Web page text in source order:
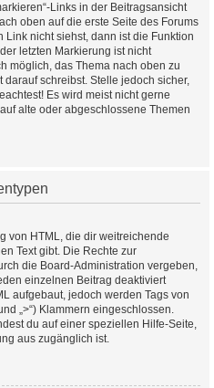
Links in der Beitragsansicht
oben auf die erste Seite des Forums
nicht siehst, dann ist die Funktion
letzten Markierung ist nicht
möglich, das Thema nach oben zu
schreibst. Stelle jedoch sicher,
Es wird meist nicht gerne
alte oder abgeschlossene Themen
von HTML, die dir weitreichende
Text gibt. Die Rechte zur
die Board-Administration vergeben,
einzelnen Beitrag deaktiviert
aufgebaut, jedoch werden Tags von
„>“) Klammern eingeschlossen.
du auf einer speziellen Hilfe-Seite,
aus zugänglich ist.